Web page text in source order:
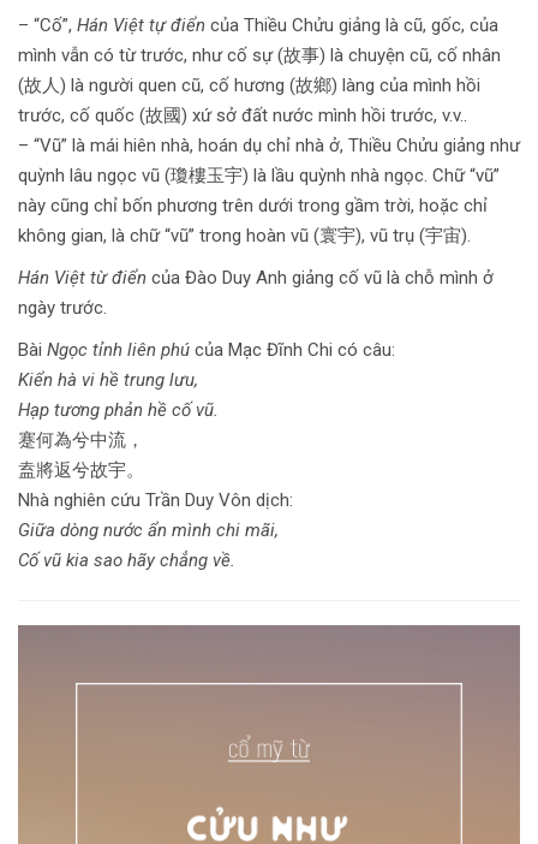
– “Cố”, Hán Việt tự điển của Thiều Chửu giảng là cũ, gốc, của
mình vẫn có từ trước, như cố sự (故事) là chuyện cũ, cố nhân
(故人) là người quen cũ, cố hương (故鄉) làng của mình hồi
trước, cố quốc (故國) xứ sở đất nước mình hồi trước, v.v..
– “Vũ” là mái hiên nhà, hoán dụ chỉ nhà ở, Thiều Chửu giảng như
quỳnh lâu ngọc vũ (瓊樓玉宇) là lầu quỳnh nhà ngọc. Chữ “vũ”
này cũng chỉ bốn phương trên dưới trong gầm trời, hoặc chỉ
không gian, là chữ “vũ” trong hoàn vũ (寰宇), vũ trụ (宇宙).
Hán Việt từ điển của Đào Duy Anh giảng cố vũ là chỗ mình ở
ngày trước.
Bài Ngọc tỉnh liên phú của Mạc Đĩnh Chi có câu:
Kiển hà vi hề trung lưu,
Hạp tương phản hề cố vũ.
蹇何為兮中流，
盍將返兮故宇。
Nhà nghiên cứu Trần Duy Vôn dịch:
Giữa dòng nước ẩn mình chi mãi,
Cố vũ kia sao hãy chẳng về.